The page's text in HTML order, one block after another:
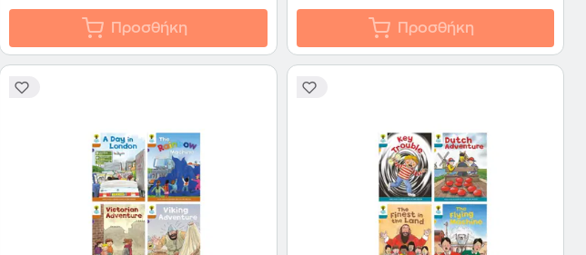
Προσθήκη Προσθήκη